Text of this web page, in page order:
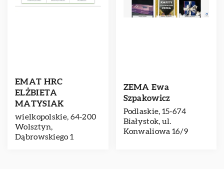
EMAT HRC
ELŻBIETA
MATYSIAK
wielkopolskie, 64-200
Wolsztyn,
Dąbrowskiego 1
ZEMA Ewa
Szpakowicz
Podlaskie, 15-674
Białystok, ul.
Konwaliowa 16/9